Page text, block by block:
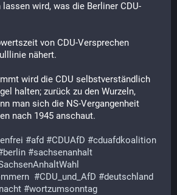
wird, was die Berliner CDU-
von CDU-Versprechen
nähert.
wird die CDU selbstverständlich
halten; zurück zu den Wurzeln,
man sich die NS-Vergangenheit
nach 1945 anschaut.
#afd #CDUAfD #cduafdkoalition
berlin #sachsenanhalt
#CDU_und_AfD #deutschland
#wortzumsonntag